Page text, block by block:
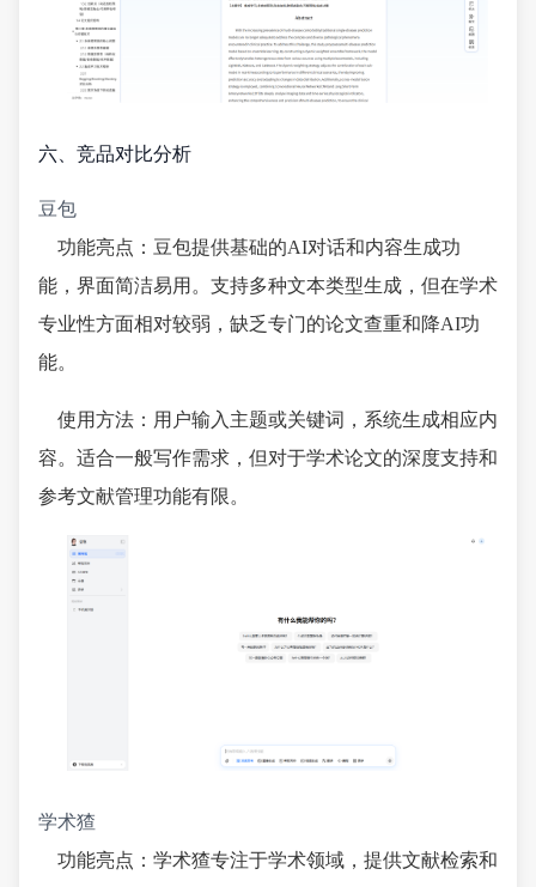
六、竞品对比分析
豆包
功能亮点：豆包提供基础的AI对话和内容生成功
能，界面简洁易用。支持多种文本类型生成，但在学术
专业性方面相对较弱，缺乏专门的论文查重和降AI功
能。
使用方法：用户输入主题或关键词，系统生成相应内
容。适合一般写作需求，但对于学术论文的深度支持和
参考文献管理功能有限。
学术猹
功能亮点：学术猹专注于学术领域，提供文献检索和